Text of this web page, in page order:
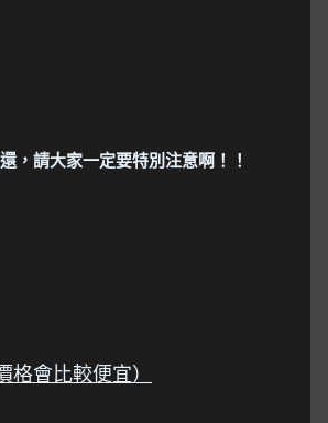
，請大家一定要特別注意啊！！
會比較便宜）